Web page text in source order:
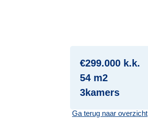
€299.000 k.k.
54 m2
3kamers
Ga terug naar overzicht